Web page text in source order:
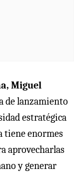
Miguel
de lanzamiento
estratégica
tiene enormes
aprovecharlas
y generar